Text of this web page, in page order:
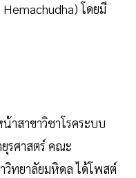
โดยมี
าสาขาวิชาโรคระบบ
รศาสตร์ คณะ
วิทยาลัยมหิดล ได้โพสต์